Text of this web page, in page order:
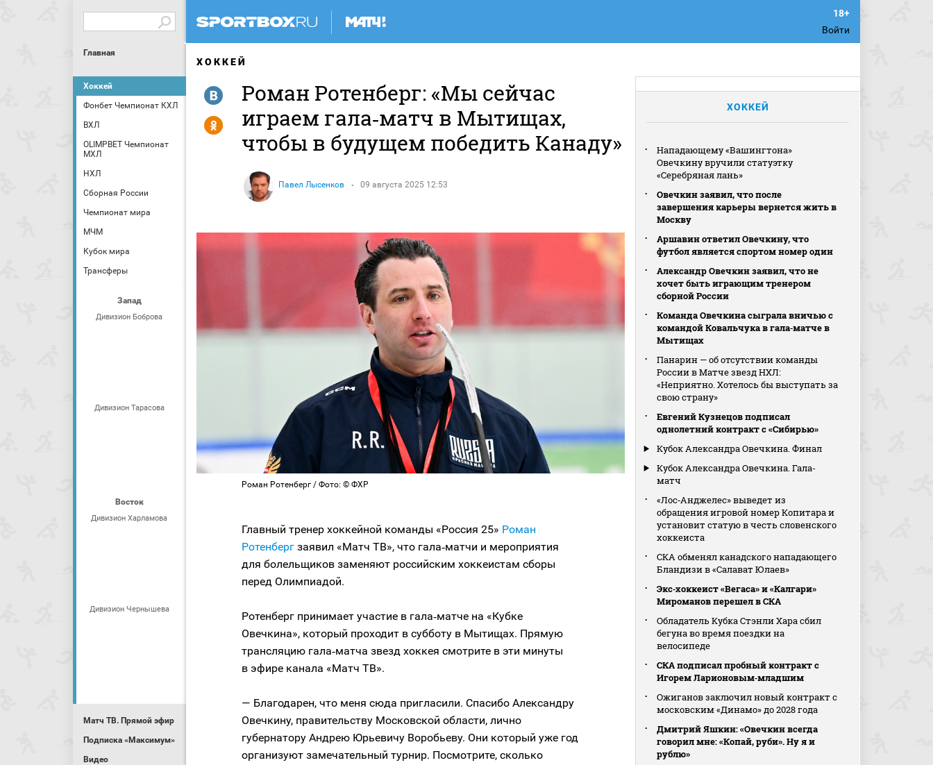
Войти
Главная
Хоккей
Фонбет Чемпионат КХЛ
ВХЛ
OLIMPBET Чемпионат
МХЛ
НХЛ
Сборная России
Чемпионат мира
МЧМ
Кубок мира
Трансферы
Запад
Дивизион Боброва
Дивизион Тарасова
Восток
Дивизион Харламова
Дивизион Чернышева
Матч ТВ. Прямой эфир
Подписка «Максимум»
Видео
ХОККЕЙ
Роман Ротенберг: «Мы сейчас
играем гала‑матч в Мытищах,
чтобы в будущем победить Канаду»
Павел Лысенков 09 августа 2025 12:53
R
Y
Роман Ротенберг / Фото: © ФХР
Главный тренер хоккейной команды «Россия 25» Роман
Ротенберг заявил «Матч ТВ», что гала‑матчи и мероприятия
для болельщиков заменяют российским хоккеистам сборы
перед Олимпиадой.
Ротенберг принимает участие в гала‑матче на «Кубке
Овечкина», который проходит в субботу в Мытищах. Прямую
трансляцию гала‑матча звезд хоккея смотрите в эти минуты
в эфире канала «Матч ТВ».
— Благодарен, что меня сюда пригласили. Спасибо Александру
Овечкину, правительству Московской области, лично
губернатору Андрею Юрьевичу Воробьеву. Они который уже год
организуют замечательный турнир. Посмотрите, сколько
ХОККЕЙ
Нападающему «Вашингтона»
Овечкину вручили статуэтку
«Серебряная лань»
Овечкин заявил, что после
завершения карьеры вернется жить в
Москву
Аршавин ответил Овечкину, что
футбол является спортом номер один
Александр Овечкин заявил, что не
хочет быть играющим тренером
сборной России
Команда Овечкина сыграла вничью с
командой Ковальчука в гала‑матче в
Мытищах
Панарин — об отсутствии команды
России в Матче звезд НХЛ:
«Неприятно. Хотелось бы выступать за
свою страну»
Евгений Кузнецов подписал
однолетний контракт с «Сибирью»
Кубок Александра Овечкина. Финал
Кубок Александра Овечкина. Гала-
матч
«Лос‑Анджелес» выведет из
обращения игровой номер Копитара и
установит статую в честь словенского
хоккеиста
СКА обменял канадского нападающего
Бландизи в «Салават Юлаев»
Экс‑хоккеист «Вегаса» и «Калгари»
Мироманов перешел в СКА
Обладатель Кубка Стэнли Хара сбил
бегуна во время поездки на
велосипеде
СКА подписал пробный контракт с
Игорем Ларионовым‑младшим
Ожиганов заключил новый контракт с
московским «Динамо» до 2028 года
Дмитрий Яшкин: «Овечкин всегда
говорил мне: «Копай, руби». Ну я и
рублю»